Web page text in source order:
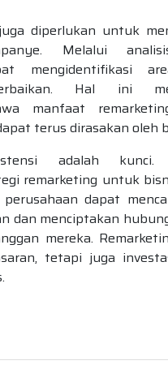
diperlukan untuk
Melalui
mengidentifikasi
Hal ini
manfaat
terus dirasakan oleh
adalah kunci.
remarketing untuk
dapat
dan menciptakan
mereka.
tetapi juga